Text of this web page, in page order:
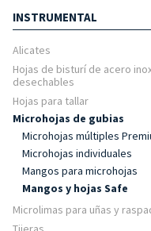
INSTRUMENTAL
Alicates
Hojas de bisturí de acero
desechables
Hojas para tallar
Microhojas de gubias
Microhojas múltiples
Microhojas individuales
Mangos para microhojas
Mangos y hojas Safe
Microlimas para uñas y